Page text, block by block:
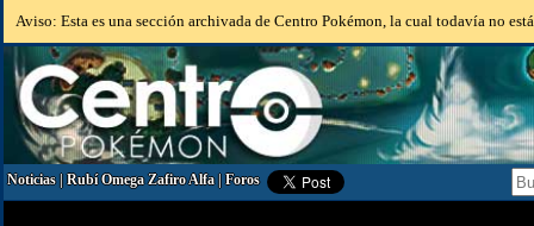
Aviso: Esta es una sección archivada de Centro Pokémon, la cual todavía no
Noticias|Rubí Omega Zafiro Alfa|Foros